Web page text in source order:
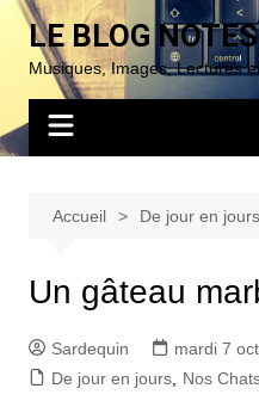
Aller
contenu
LE BLOG NOTES
Musiques, Images, Lectures
Accueil De jour en jours
Un gâteau
Sardequin mardi 7
De jour en jours, Nos